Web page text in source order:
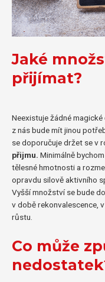
Jaké
přijímat?
Neexistuje žádné
z nás bude mít jinou
se doporučuje držet se v
přijmu. Minimálně
tělesné hmotnosti a
opravdu silově aktivního
Vyšší množství se bude
v době rekonvalescence,
růstu.
Co může